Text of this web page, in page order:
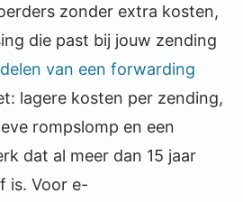
zonder extra kosten,
die past bij jouw zending
van een forwarding
lagere kosten per zending,
rompslomp en een
dat al meer dan 15 jaar
is. Voor e-